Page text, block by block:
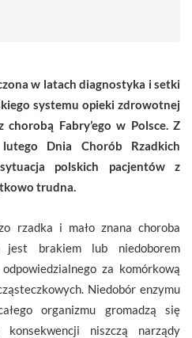
w latach diagnostyka i setki
systemu opieki zdrowotnej
Fabry’ego w Polsce. Z
Dnia Chorób Rzadkich
polskich pacjentów z
trudna.
rzadka i mało znana choroba
jest brakiem lub niedoborem
za komórkową
Niedobór enzymu
organizmu gromadzą się
niszczą narządy